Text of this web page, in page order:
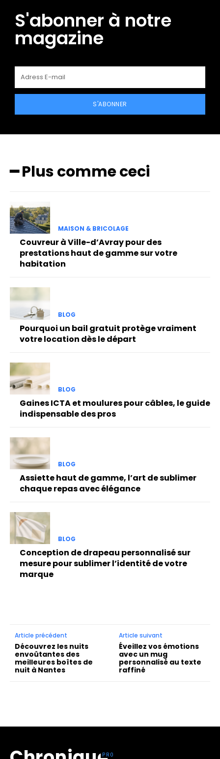
S'abonner à notre
magazine
S'ABONNER
━ Plus comme ceci
MAISON & BRICOLAGE
Couvreur à Ville-d’Avray pour des
prestations haut de gamme sur votre
habitation
BLOG
Pourquoi un bail gratuit protège vraiment
votre location dès le départ
BLOG
Gaines ICTA et moulures pour câbles, le guide
indispensable des pros
BLOG
Assiette haut de gamme, l’art de sublimer
chaque repas avec élégance
BLOG
Conception de drapeau personnalisé sur
mesure pour sublimer l’identité de votre
marque
Article précédent
Découvrez les nuits
envoûtantes des
meilleures boîtes de
nuit à Nantes
Article suivant
Éveillez vos émotions
avec un mug
personnalisé au texte
raffiné